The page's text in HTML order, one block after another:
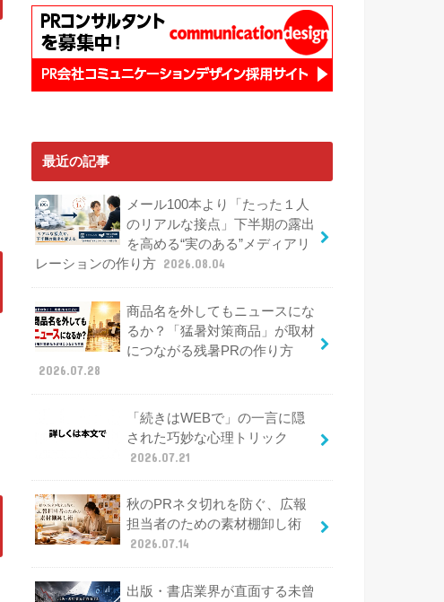
最近の記事
メール100本より「たった１人
のリアルな接点」下半期の露出
を高める“実のある”メディアリ
レーションの作り方 2026.08.04
商品名を外してもニュースにな
るか？「猛暑対策商品」が取材
につながる残暑PRの作り方
2026.07.28
「続きはWEBで」の一言に隠
された巧妙な心理トリック
2026.07.21
秋のPRネタ切れを防ぐ、広報
担当者のための素材棚卸し術
2026.07.14
出版・書店業界が直面する未曾